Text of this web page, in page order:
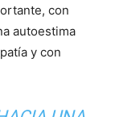
con
autoestima
y con